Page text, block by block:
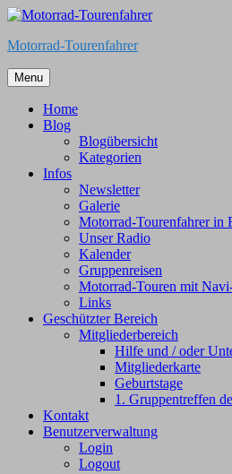
Skip
content
Motorrad-Tourenfahrer
Menu
Home
Blog
Blogübersicht
Kategorien
Infos
Newsletter
Galerie
Motorrad-Tourenfahrer in
Unser Radio
Kalender
Gruppenreisen
Motorrad-Touren mit
Links
Geschützter Bereich
Mitgliederbereich
Hilfe und / oder
Mitgliederkarte
Geburtstage
1. Gruppentreffen
Kontakt
Benutzerverwaltung
Login
Logout